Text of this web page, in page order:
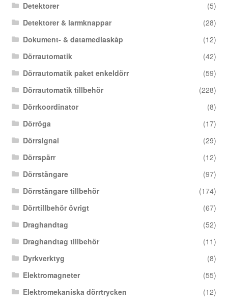
Detektorer
(5)
Detektorer & larmknappar
(28)
Dokument- & datamediaskåp
(12)
Dörrautomatik
(42)
Dörrautomatik paket enkeldörr
(59)
Dörrautomatik tillbehör
(228)
Dörrkoordinator
(8)
Dörröga
(17)
Dörrsignal
(29)
Dörrspärr
(12)
Dörrstängare
(97)
Dörrstängare tillbehör
(174)
Dörrtillbehör övrigt
(67)
Draghandtag
(52)
Draghandtag tillbehör
(11)
Dyrkverktyg
(8)
Elektromagneter
(55)
Elektromekaniska dörrtrycken
(12)